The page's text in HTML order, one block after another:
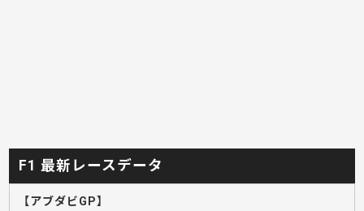
F1 最新レースデータ
【アブダビGP】